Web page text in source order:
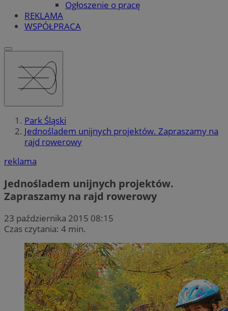
Ogłoszenie o pracę
REKLAMA
WSPÓŁPRACA
Park Śląski
Jednośladem unijnych projektów. Zapraszamy na
rajd rowerowy
reklama
Jednośladem unijnych projektów.
Zapraszamy na rajd rowerowy
23 października 2015 08:15
Czas czytania: 4 min.